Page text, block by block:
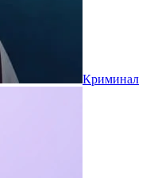
Криминал